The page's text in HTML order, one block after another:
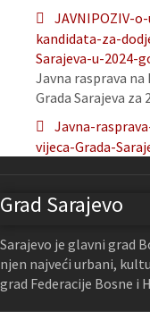
JAVNIPOZIV-
kandidata-za-
Sarajeva-u-2024-
Javna rasprava
Grada Sarajeva za
Javna-
vijeca-Grada-
Grad Sarajevo
Sarajevo je glavni grad
njen najveći urbani,
grad Federacije Bosne i